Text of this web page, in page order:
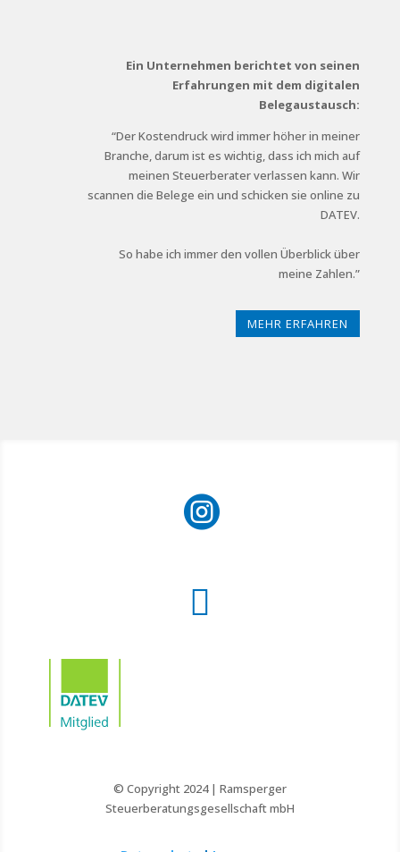
Ein Unternehmen berichtet von seinen
Erfahrungen mit dem digitalen
Belegaustausch:
“Der Kostendruck wird immer höher in meiner
Branche,darum ist es wichtig, dass ich mich auf
meinen Steuerberater verlassen kann. Wir
scannen die Belege einund schicken sie online zu
DATEV.
So habe ich immer den vollen Überblick über
meine Zahlen.”
MEHR ERFAHREN


© Copyright 2024 | Ramsperger
Steuerberatungsgesellschaft mbH